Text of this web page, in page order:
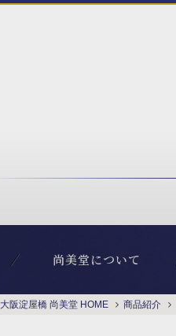
尚美堂について
大阪淀屋橋 尚美堂 HOME 商品紹介